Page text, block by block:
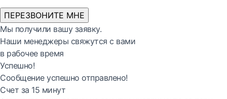
ПЕРЕЗВОНИТЕ МНЕ
Мы получили вашу заявку.
Наши менеджеры свяжутся с вами
в рабочее время
Успешно!
Сообщение успешно отправлено!
Счет за 15 минут